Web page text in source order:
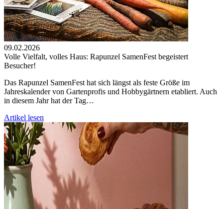
09.02.2026
Volle Vielfalt, volles Haus: Rapunzel SamenFest begeistert
Besucher!
Das Rapunzel SamenFest hat sich längst als feste Größe im
Jahreskalender von Gartenprofis und Hobbygärtnern etabliert. Auch
in diesem Jahr hat der Tag…
Artikel lesen